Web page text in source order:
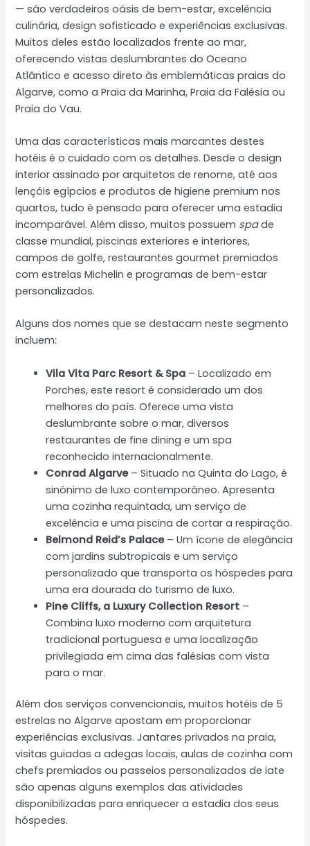
— são verdadeiros oásis de bem-estar, excelência
culinária, design sofisticado e experiências exclusivas.
Muitos deles estão localizados frente ao mar,
oferecendo vistas deslumbrantes do Oceano
Atlântico e acesso direto às emblemáticas praias do
Algarve, como a Praia da Marinha, Praia da Falésia ou
Praia do Vau.
Uma das características mais marcantes destes
hotéis é o cuidado com os detalhes. Desde o design
interior assinado por arquitetos de renome, até aos
lençóis egípcios e produtos de higiene premium nos
quartos, tudo é pensado para oferecer uma estadia
incomparável. Além disso, muitos possuem spade
classe mundial, piscinas exteriores e interiores,
campos de golfe, restaurantes gourmet premiados
com estrelas Michelin e programas de bem-estar
personalizados.
Alguns dos nomes que se destacam neste segmento
incluem:
Vila Vita Parc Resort & Spa – Localizado em
Porches, este resort é considerado um dos
melhores do país. Oferece uma vista
deslumbrante sobre o mar, diversos
restaurantes de fine dining e um spa
reconhecido internacionalmente.
Conrad Algarve– Situado na Quinta do Lago, é
sinónimo de luxo contemporâneo. Apresenta
uma cozinha requintada, um serviço de
excelência e uma piscina de cortar a respiração.
Belmond Reid’s Palace– Um ícone de elegância
com jardins subtropicais e um serviço
personalizado que transporta os hóspedes para
uma era dourada do turismo de luxo.
Pine Cliffs, a Luxury Collection Resort –
Combina luxo moderno com arquitetura
tradicional portuguesa e uma localização
privilegiada em cima das falésias com vista
para o mar.
Além dos serviços convencionais, muitos hotéis de 5
estrelas no Algarve apostam em proporcionar
experiências exclusivas. Jantares privados na praia,
visitas guiadas a adegas locais, aulas de cozinha com
chefs premiados ou passeios personalizados de iate
são apenas alguns exemplos das atividades
disponibilizadas para enriquecer a estadia dos seus
hóspedes.